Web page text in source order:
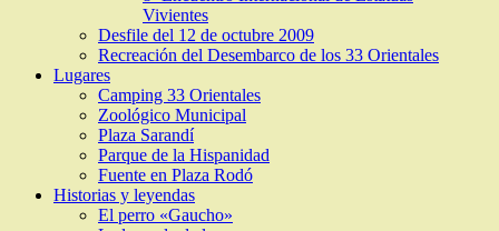
Vivientes
Desfile del 12 de octubre 2009
Recreación del Desembarco de los 33 Orientales
Lugares
Camping 33 Orientales
Zoológico Municipal
Plaza Sarandí
Parque de la Hispanidad
Fuente en Plaza Rodó
Historias y leyendas
El perro «Gaucho»